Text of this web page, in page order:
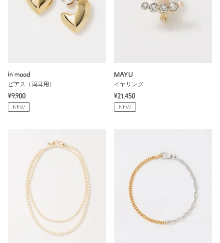
in mood
ピアス（両耳用）
¥9,900
NEW
MAYU
イヤリング
¥21,450
NEW